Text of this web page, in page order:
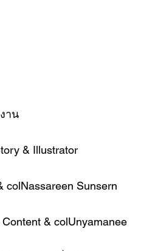
าน
& Illustrator
Sunsern
& colUnyamanee